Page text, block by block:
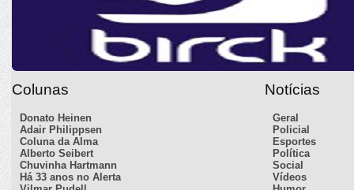
Colunas
Donato Heinen
Adair Philippsen
Coluna da Alma
Alberto Seibert
Chuvinha Hartmann
Há 33 anos no Alerta
Notícias
Geral
Policial
Esportes
Política
Social
Vídeos